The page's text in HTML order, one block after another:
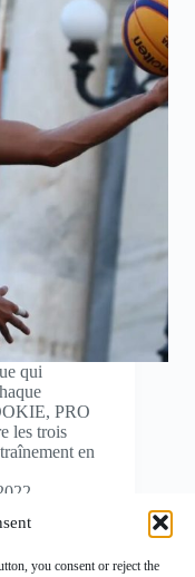
you consent or reject the
qui
PRO
les trois
en